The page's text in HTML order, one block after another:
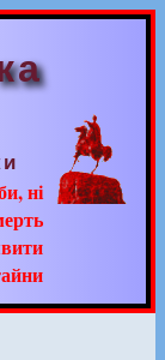
ні